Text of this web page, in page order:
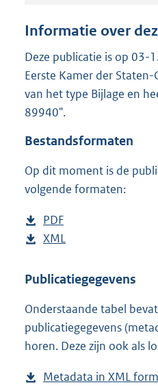
Informatie over
Deze publicatie is op
Eerste Kamer der
van het type Bijlage en
89940".
Bestandsformaten
Op dit moment is de
volgende formaten:
D
o
n
o
a
d
PDF
e
t
n
d
s
D
w
l
o
a
XML
s
a
n
d
Publicatiegegevens
Onderstaande tabel
publicatiegegevens
horen. Deze zijn ook als
Metadata in XML